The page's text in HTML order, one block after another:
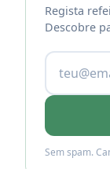
Regista
Descobre
Sem spam.